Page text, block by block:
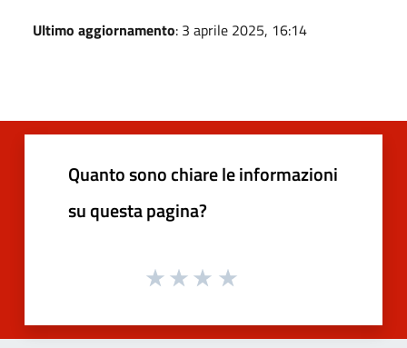
Ultimo aggiornamento: 3 aprile 2025, 16:14
Quanto sono chiare le informazioni
su questa pagina?